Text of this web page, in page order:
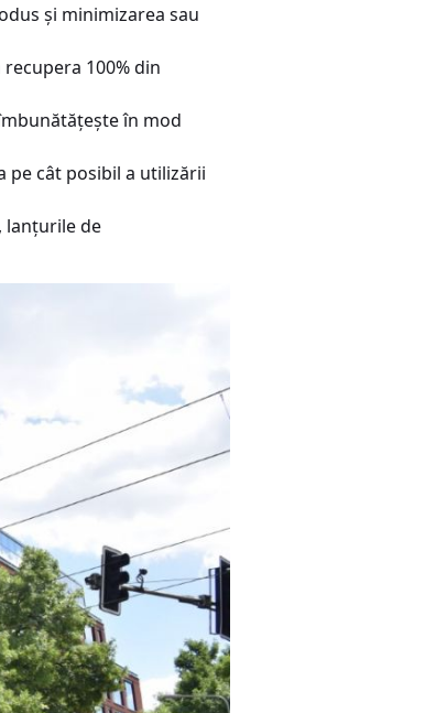
și minimizarea sau
100% din
în mod
pe cât posibil a utilizării
lanțurile de